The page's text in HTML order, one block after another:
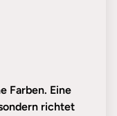
Farben. Eine
richtet